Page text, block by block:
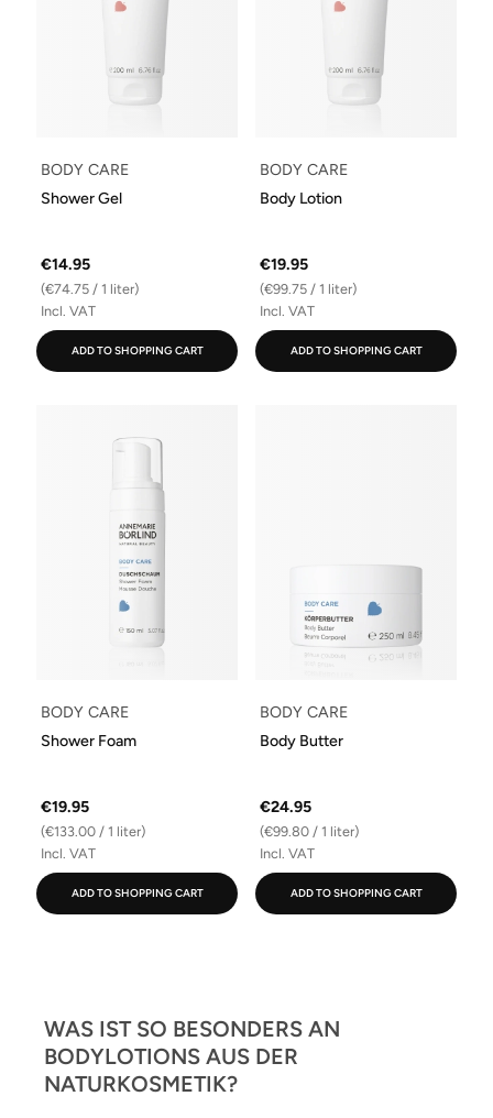
BODY CARE
Shower Gel
€14.95
(€74.75 / 1 liter)
Incl. VAT
ADD TO SHOPPING CART
BODY CARE
Body Lotion
€19.95
(€99.75 / 1 liter)
Incl. VAT
ADD TO SHOPPING CART
BODY CARE
Shower Foam
€19.95
(€133.00 / 1 liter)
Incl. VAT
ADD TO SHOPPING CART
BODY CARE
Body Butter
€24.95
(€99.80 / 1 liter)
Incl. VAT
ADD TO SHOPPING CART
WAS IST SO BESONDERS AN
BODYLOTIONS AUS DER
NATURKOSMETIK?